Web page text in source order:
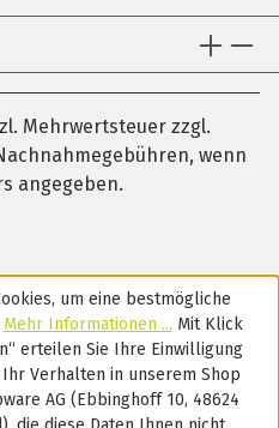
Mehrwertsteuer zzgl.
wenn
angegeben.
um eine bestmögliche
Mehr Informationen ... Mit Klick
erteilen Sie Ihre Einwilligung
Verhalten in unserem Shop
AG (Ebbinghoff 10, 48624